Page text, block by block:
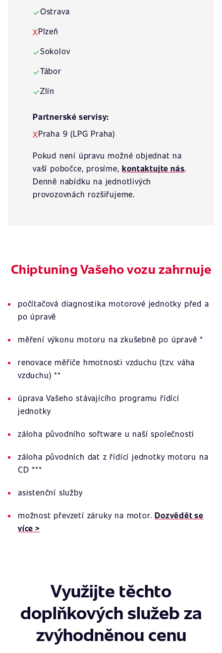
✓Ostrava
XPlzeň
✓Sokolov
✓Tábor
✓Zlín
Partnerské servisy:
XPraha 9 (LPG Praha)
Pokud není úpravu možné objednat na
vaší pobočce, prosíme,kontaktujte nás.
Denně nabídku na jednotlivých
provozovnách rozšiřujeme.
Chiptuning Vašeho vozu zahrnuje
počítačová diagnostika motorové jednotky před a
po úpravě
měření výkonu motoru na zkušebně po úpravě *
renovace měřiče hmotnosti vzduchu (tzv. váha
vzduchu) **
úprava Vašeho stávajícího programu řídící
jednotky
záloha původního software u naší společnosti
záloha původních dat z řídící jednotky motoru na
CD ***
asistenční služby
možnost převzetí záruky na motor.Dozvědět se
více >
Využijte těchto
doplňkových služeb za
zvýhodněnou cenu